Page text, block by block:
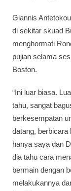
Giannis
di sekitar skuad
menghormati
pujian selama
Boston.
“Ini luar biasa.
tahu, sangat
berkesempatan
datang,
hanya saya dan
dia tahu cara
bermain dengan
melakukannya